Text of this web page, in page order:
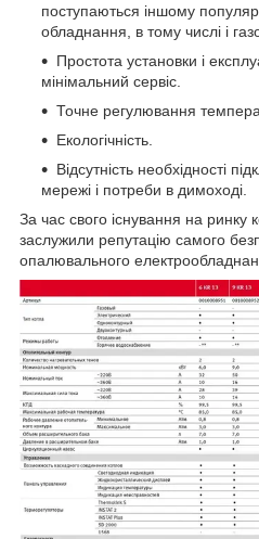
поступаються іншому
обладнання, в тому числі і
Простота установки і
мінімальний сервіс.
Точне регулювання
Екологічність.
Відсутність необхідності
мережі і потреби в димоході.
За час свого існування на ринку
заслужили репутацію самого
опалювального